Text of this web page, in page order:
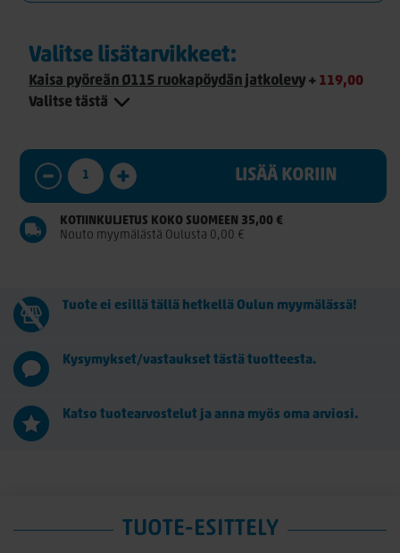
Valitse lisätarvikkeet:
Kaisa pyöreän Ø115 ruokapöydän jatkolevy + 119,00
Valitse tästä
LISÄÄ KORIIN
KOTIINKULJETUS KOKO SUOMEEN 35,00 €
Nouto myymälästä Oulusta 0,00 €
Tuote ei esillä tällä hetkellä Oulun myymälässä!
Kysymykset/vastaukset tästä tuotteesta.
Katso tuotearvostelut ja anna myös oma arviosi.
TUOTE-ESITTELY